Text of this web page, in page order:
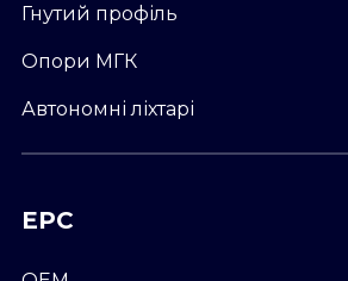
Гнутий профіль
Опори МГК
Автономні ліхтарі
ЕРС